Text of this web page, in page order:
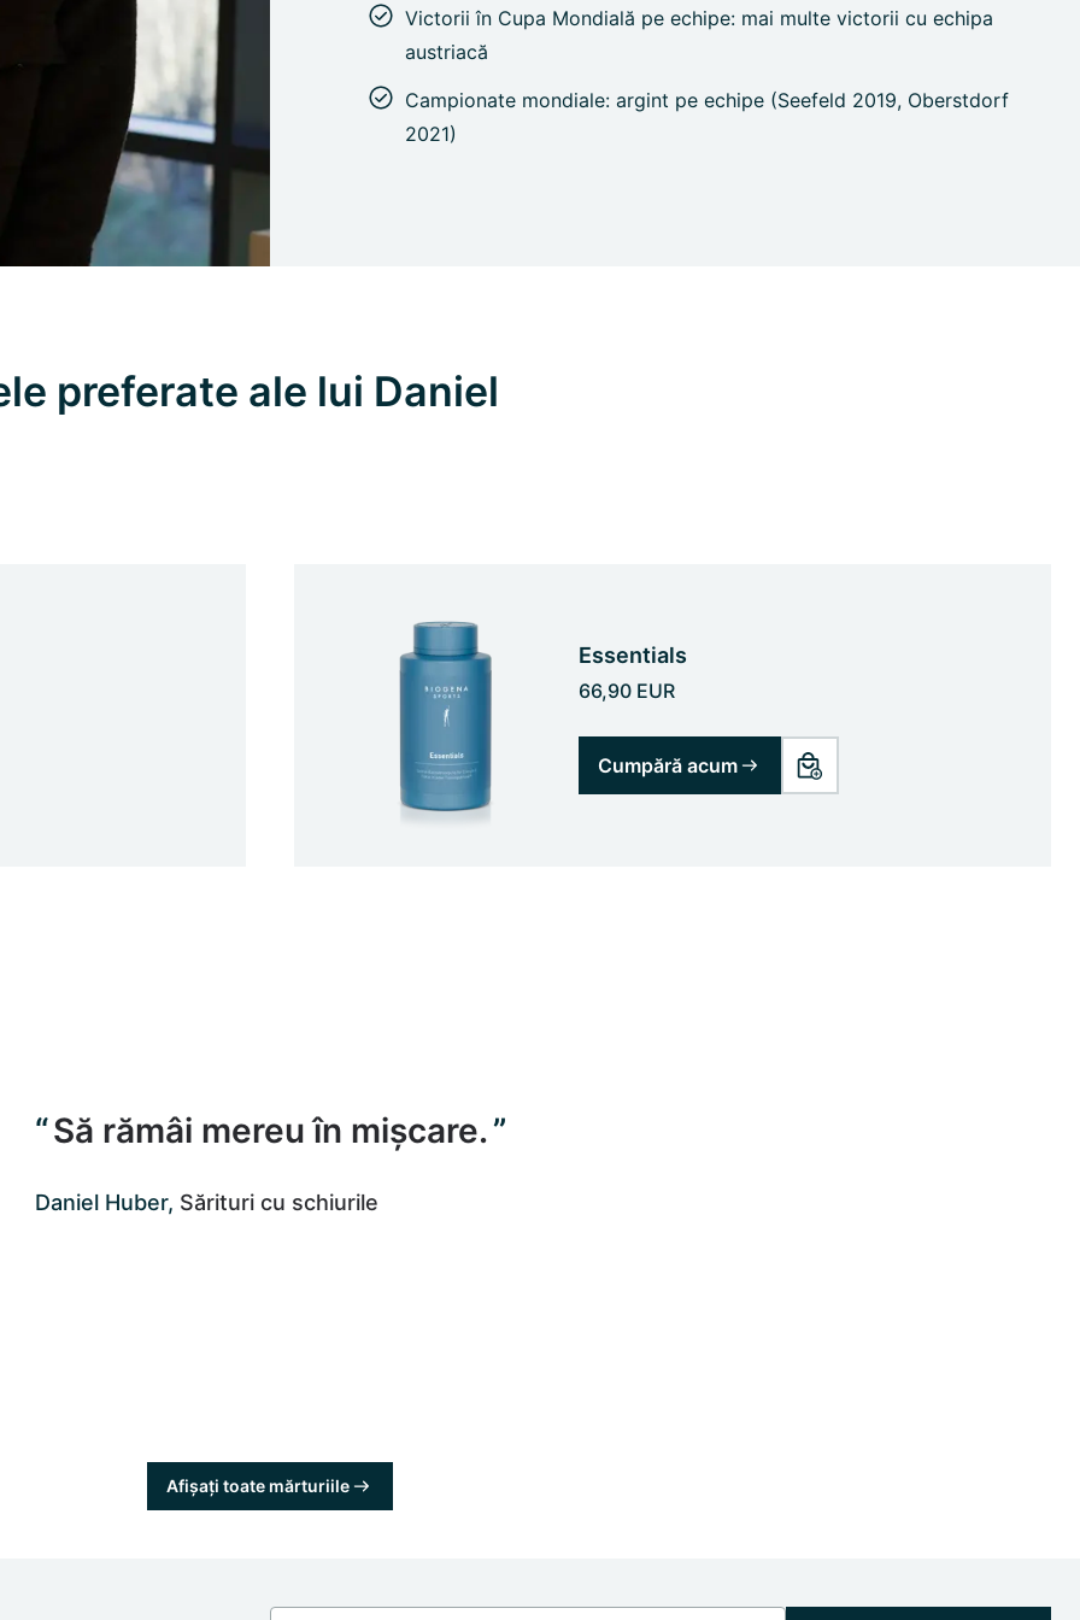
Victorii în Cupa Mondială pe echipe: mai multe victorii cu echipa
austriacă
Campionate mondiale: argint pe echipe (Seefeld 2019, Oberstdorf
2021)
preferate ale lui Daniel
Essentials
66,90 EUR
Cumpără acum
Să rămâi mereu în mișcare.
Daniel Huber, Sărituri cu schiurile
Afișați toate mărturiile